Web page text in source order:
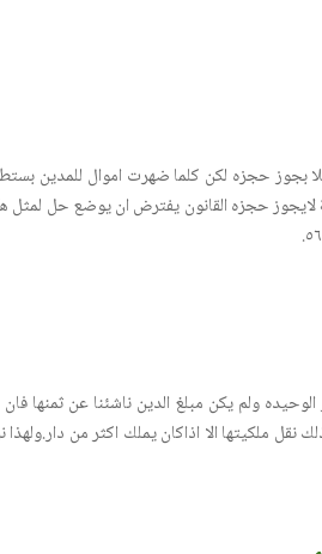
فلا بجوز حجزه لكن كلما ضهرت اموال للمدين
تستطع حبسه اكثر من ثلاث اشهر واذا تجاوز عمر المدين ٦٠ سنة لايجوز حجزه
ولم يكن مبلغ الدين ناشئنا عن ثمنها فان
ملكيتها الا اذاكان يملك اكثر من